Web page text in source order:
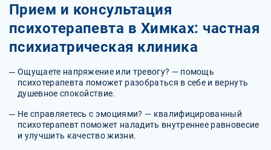
Прием и консультация
психотерапевта в Химках: частная
психиатрическая клиника
Ощущаете напряжение или тревогу? — помощь
психотерапевта поможет разобраться в себе и вернуть
душевное спокойствие.
Не справляетесь с эмоциями? — квалифицированный
психотерапевт поможет наладить внутреннее равновесие
и улучшить качество жизни.